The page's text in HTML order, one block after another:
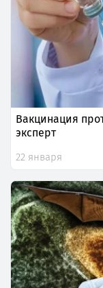
Вакцинация
эксперт
22 января